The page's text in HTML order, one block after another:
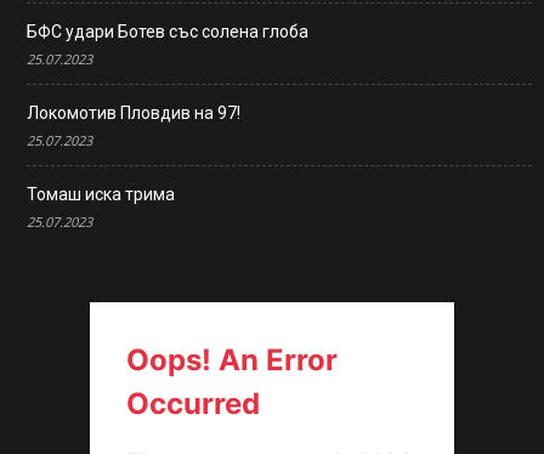
БФС удари Ботев със солена глоба
25.07.2023
Локомотив Пловдив на 97!
25.07.2023
Томаш иска трима
25.07.2023